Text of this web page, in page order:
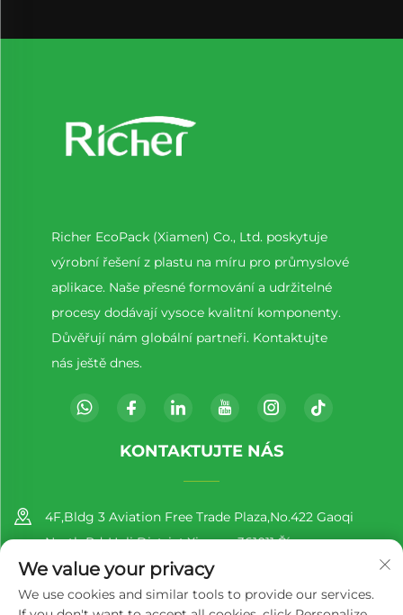
Richer EcoPack (Xiamen) Co., Ltd. poskytuje
výrobní řešení z plastu na míru pro průmyslové
aplikace. Naše přesné formování a udržitelné
procesy dodávají vysoce kvalitní komponenty.
Důvěřují nám globální partneři. Kontaktujte
nás ještě dnes.
KONTAKTUJTE NÁS
4F,Bldg 3 Aviation Free Trade Plaza,No.422 Gaoqi
North Rd.,Huli District,Xiamen,361011,Čína
+86-13860188777
We value your privacy
We use cookies and similar tools to provide our services.